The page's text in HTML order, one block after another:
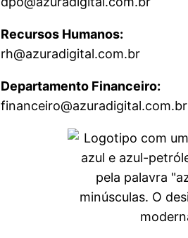
Recursos Humanos:
rh@azuradigital.com.br
Departamento Financeiro:
financeiro@azuradigital.com.br